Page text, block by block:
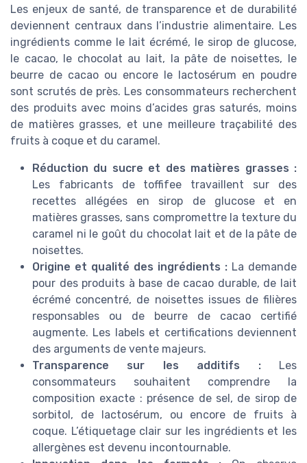
Les enjeux de santé, de transparence et de durabilité
deviennent centraux dans l’industrie alimentaire. Les
ingrédients comme le lait écrémé, le sirop de glucose,
le cacao, le chocolat au lait, la pâte de noisettes, le
beurre de cacao ou encore le lactosérum en poudre
sont scrutés de près. Les consommateurs recherchent
des produits avec moins d’acides gras saturés, moins
de matières grasses, et une meilleure traçabilité des
fruits à coque et du caramel.
Réduction du sucre et des matières grasses :
Les fabricants de toffifee travaillent sur des
recettes allégées en sirop de glucose et en
matières grasses, sans compromettre la texture du
caramel ni le goût du chocolat lait et de la pâte de
noisettes.
Origine et qualité des ingrédients : La demande
pour des produits à base de cacao durable, de lait
écrémé concentré, de noisettes issues de filières
responsables ou de beurre de cacao certifié
augmente. Les labels et certifications deviennent
des arguments de vente majeurs.
Transparence sur les additifs :Les
consommateurs souhaitent comprendre la
composition exacte : présence de sel, de sirop de
sorbitol, de lactosérum, ou encore de fruits à
coque. L’étiquetage clair sur les ingrédients et les
allergènes est devenu incontournable.